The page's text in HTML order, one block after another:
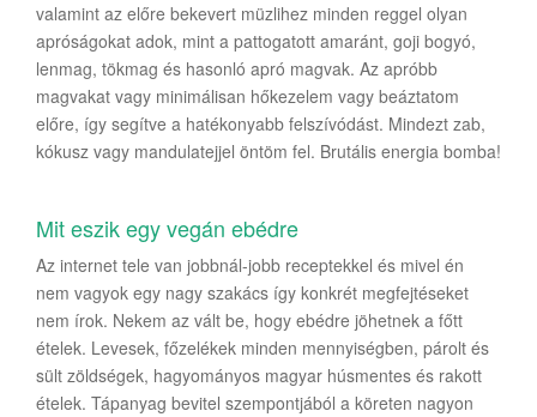
valamint az előre bekevert müzlihez minden reggel olyan
apróságokat adok, mint a pattogatott amaránt, goji bogyó,
lenmag, tökmag és hasonló apró magvak. Az apróbb
magvakat vagy minimálisan hőkezelem vagy beáztatom
előre, így segítve a hatékonyabb felszívódást. Mindezt zab,
kókusz vagy mandulatejjel öntöm fel. Brutális energia bomba!
Mit eszik egy vegán ebédre
Az internet tele van jobbnál-jobb receptekkel és mivel én
nem vagyok egy nagy szakács így konkrét megfejtéseket
nem írok. Nekem az vált be, hogy ebédre jöhetnek a főtt
ételek. Levesek, főzelékek minden mennyiségben, párolt és
sült zöldségek, hagyományos magyar húsmentes és rakott
ételek. Tápanyag bevitel szempontjából a köreten nagyon